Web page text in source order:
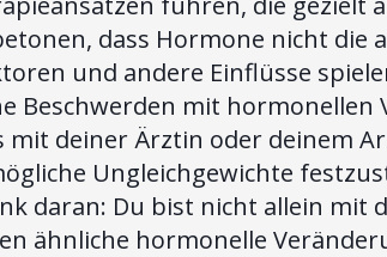
dass Hormone nicht die
und andere Einflüsse
Beschwerden mit
mit deiner Ärztin oder deinem
Ungleichgewichte
daran: Du bist nicht allein mit
ähnliche hormonelle